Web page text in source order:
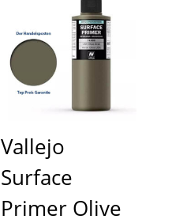
Vallejo
Surface
Primer Olive